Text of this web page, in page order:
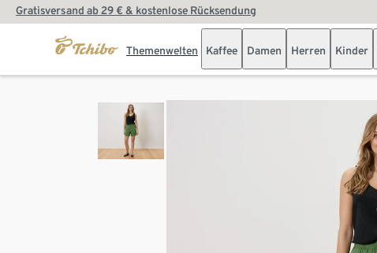
Gratisversand ab 29 € & kostenlose Rücksendung
Themenwelten Kaffee Damen Herren Kinder